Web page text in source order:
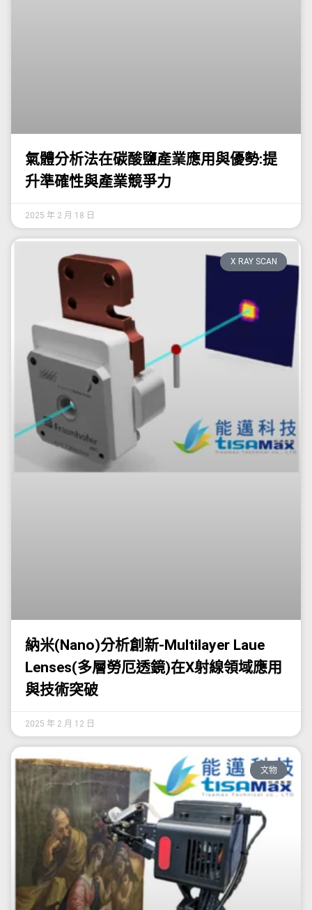
氣體分析法在碳酸鹽產業應用與優勢:提
升準確性與產業競爭力
2025 年 2 月 18 日
X RAY SCAN
納米(Nano)分析創新-Multilayer Laue
Lenses(多層勞厄透鏡)在X射線領域應用
與技術突破
2025 年 2 月 12 日
文物